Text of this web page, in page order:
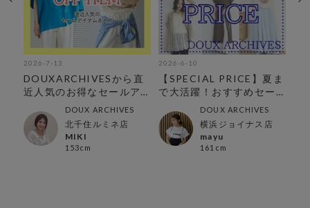
2026-7-13
DOUXARCHIVESから直
近人気のお得なセールア
イテムをまとめました♪
DOUX ARCHIVES
北千住ルミネ店
MIKI
153cm
2026-6-10
【SPECIAL PRICE】夏ま
で大活躍！おすすめセー
ルアイテムDOUX ARCHIVES
横浜ジョイナス店
mayu
161cm